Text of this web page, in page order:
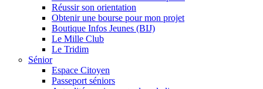
Réussir son orientation
Obtenir une bourse pour mon projet
Boutique Infos Jeunes (BIJ)
Le Mille Club
Le Tridim
Sénior
Espace Citoyen
Passeport séniors